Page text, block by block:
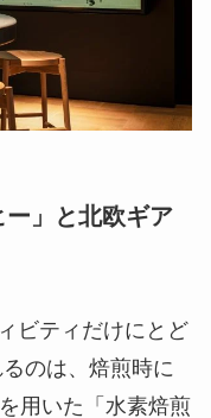
」と北欧ギア
ビティだけにとど
のは、焙煎時に
用いた「水素焙煎